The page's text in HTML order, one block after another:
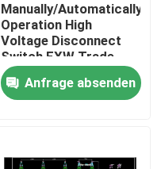
Manually/Automatically
Operation High
Voltage Disconnect
Switch EXW Trade
Terms Product
Anfrage absenden